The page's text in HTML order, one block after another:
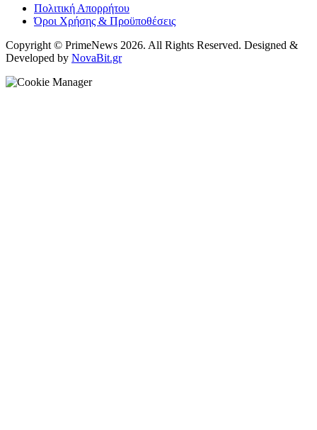
Πολιτική Απορρήτου
Όροι Χρήσης & Προϋποθέσεις
Copyright © PrimeNews 2026. All Rights Reserved. Designed &
Developed by NovaBit.gr